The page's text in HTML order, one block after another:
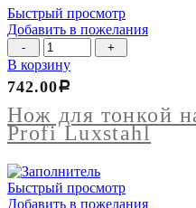
Быстрый просмотр
Добавить в пожелания
Количество
товара
Нож
для
тонкой
нарезки
10"
Profi
Luxstahl
В корзину
Нож для тонкой
Profi Luxstahl
742.00Р
Быстрый просмотр
Добавить в пожелания